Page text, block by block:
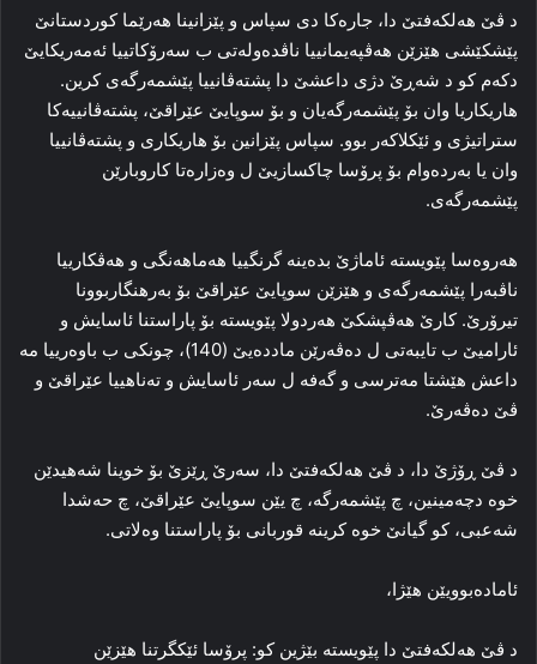
د ڤێ هەلکەفتێ دا، جارەکا دی سپاس و پێزانینا هەرێما کوردستانێ
پێشكێشى هێزێن هەڤپەیمانییا ناڤدەولەتی ب سه‌رۆكاتييا ئه‌مه‌ريكایێ
دکەم کو د شەڕێ دژی داعشێ دا پشتەڤانییا پێشمەرگەی کرین.
هاریکاریا وان بۆ پێشمەرگه‌يان و بۆ سوپایێ عێراقێ، پشتەڤانییەکا
ستراتیژی و ئێكلاكه‌ر بوو. سپاس پێزانين بۆ هاريكارى و پشتەڤانییا
وان یا بەردەوام بۆ پرۆسا چاکسازیێ ل وەزارەتا کاروبارێن
پێشمەرگەى.
هەروەسا پێويسته‌ ئاماژێ بده‌ينه‌ گرنگییا هەماهەنگی و هەڤکارییا
ناڤبەرا پێشمەرگەى و هێزێن سوپایێ عێراقێ بۆ به‌رهنگاربوونا
تیرۆرێ. کارێ هەڤپشکێ هەردولا پێویستە بۆ پاراستنا ئاسایش و
ئارامیێ ب تایبەتی ل دەڤەرێن ماددەیێ (140)، چونكى ب باوه‌رييا مه‌
داعش هێشتا مەترسی و گەفە ل سەر ئاسایش و ته‌ناهييا عێراقێ و
ڤێ دەڤەرێ.
د ڤێ ڕۆژێ دا، د ڤێ هه‌لكه‌فتێ دا، سەرێ ڕێزێ بۆ خوینا شەهیدێن
خوە دچەمینین، چ پێشمه‌رگه‌، چ یێن سوپایێ عێراقێ، چ حەشدا
شەعبی، کو گیانێ خوە کرينە قوربانی بۆ پاراستنا وه‌لاتى.
ئامادەبوویێن هێژا،
د ڤێ هەلکەفتێ دا پێويسته‌ بێژين كو: پرۆسا ئێکگرتنا هێزێن